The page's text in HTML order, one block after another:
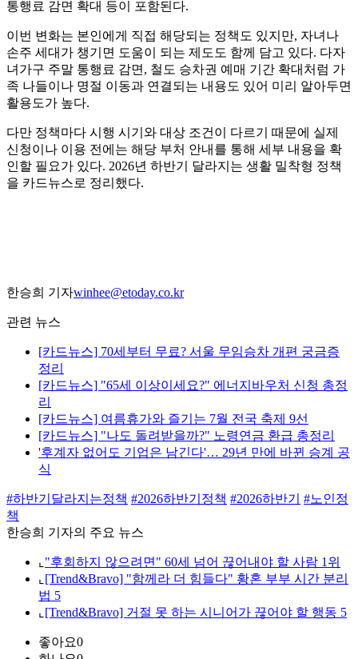
통행료 감면 확대 등이 포함된다.
이번 변화는 본인에게 직접 해당되는 정책도 있지만, 자녀나
손주 세대가 챙기면 도움이 되는 제도도 함께 담고 있다. 다자
녀가구 주말 통행료 감면, 철도 승차권 예매 기간 확대처럼 가
족 나들이나 명절 이동과 연결되는 내용도 있어 미리 알아두면
활용도가 높다.
다만 정책마다 시행 시기와 대상 조건이 다르기 때문에 실제
신청이나 이용 전에는 해당 부처 안내를 통해 세부 내용을 확
인할 필요가 있다. 2026년 하반기 달라지는 생활 밀착형 정책
을 카드뉴스로 정리했다.
한승희 기자winhee@etoday.co.kr
관련 뉴스
[카드뉴스] 70세부터 무료? 서울 무임승차 개편 궁금증
정리
[카드뉴스] "65세 이상이세요?" 에너지바우처 신청 총정
리
[카드뉴스] 여름휴가와 즐기는 7월 전국 축제 9선
[카드뉴스] "나도 돌려받을까?" 노령연금 환급 총정리
'후계자 없어도 기업은 남긴다'… 29년 만에 바뀐 승계 공
식
#하반기달라지는정책 #2026하반기정책 #2026하반기
#노인정
책
한승희 기자의 주요 뉴스
⌞ "후회하지 않으려면" 60세 넘어 끊어내야 할 사람 1위
⌞ [Trend&Bravo] "함께라 더 힘들다" 황혼 부부 시간 분리
법 5
⌞ [Trend&Bravo] 거절 못 하는 시니어가 끊어야 할 행동 5
좋아요0